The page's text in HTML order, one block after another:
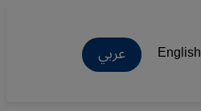
English عربي